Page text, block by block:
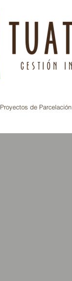
Proyectos de Parcelación